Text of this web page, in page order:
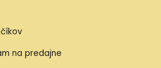
na predajne